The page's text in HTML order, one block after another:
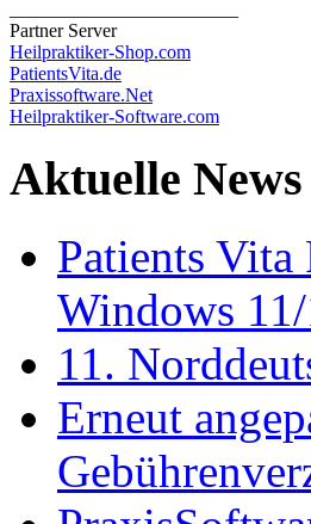
Partner Server
Heilpraktiker-Shop.com
PatientsVita.de
Praxissoftware.Net
Heilpraktiker-Software.com
Aktuelle News
Patients
Windows
11.
Erneut